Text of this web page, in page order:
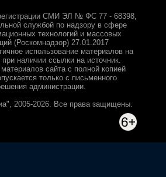
СМИ ЭЛ № ФС 77 - 68398,
службой по надзору в сфере
технологий и массовых
(Роскомнадзор) 27.01.2017
использование материалов на
при наличии ссылки на источник.
сайта с полной копией
только с письменного
администрации.
2005-2026. Все права защищены.